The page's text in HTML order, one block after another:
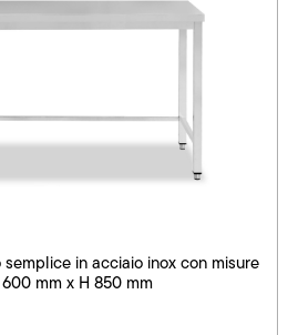
in acciaio inox con misure
600 mm x H 850 mm